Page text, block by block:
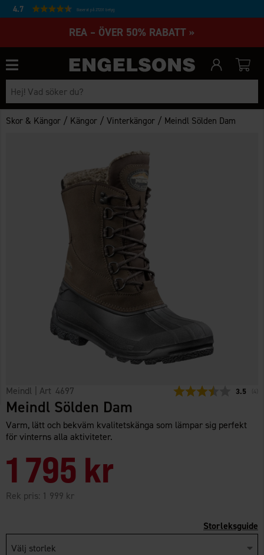
4.7 Baserat på 27231 betyg
REA – ÖVER 50% RABATT »
Skor & Kängor / Kängor /Vinterkängor / Meindl Sölden Dam
Meindl | Art 4697 3.5 4
Meindl Sölden Dam
Varm, lätt och bekväm kvalitetskänga som lämpar sig perfekt
för vinterns alla aktiviteter.
1 795 kr
Rek pris: 1 999 kr
Storleksguide
Välj storlek